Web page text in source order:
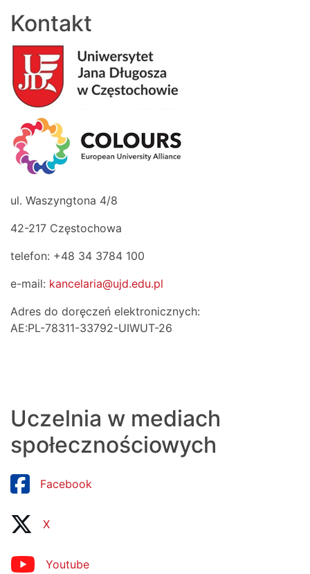
Kontakt
ul. Waszyngtona 4/8
42-217 Częstochowa
telefon: +48 34 3784 100
e-mail: kancelaria@ujd.edu.pl
Adres do doręczeń elektronicznych:
AE:PL-78311-33792-UIWUT-26
Uczelnia w mediach
społecznościowych
Facebook
X
Youtube